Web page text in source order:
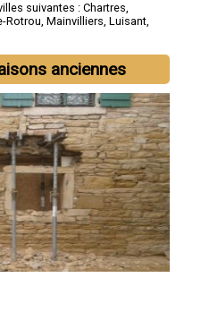
suivantes : Chartres,
Rotrou, Mainvilliers, Luisant,
anciennes